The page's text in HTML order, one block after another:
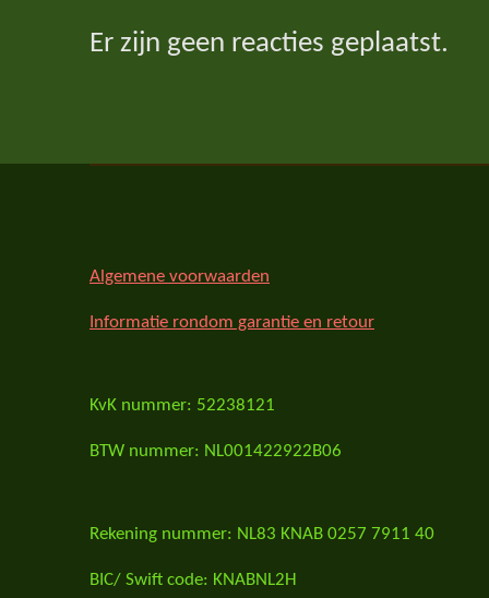
Er zijn geen reacties geplaatst.
Algemene voorwaarden
Informatie rondom garantie en retour
KvK nummer: 52238121
BTW nummer: NL001422922B06
Rekening nummer: NL83 KNAB 0257 7911 40
BIC/ Swift code: KNABNL2H